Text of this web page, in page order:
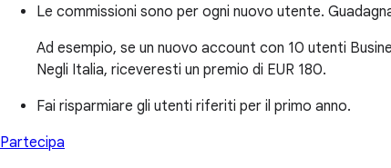
Le commissioni sono per ogni nuovo utente.
Ad esempio, se un nuovo account con 10 utenti
Negli Italia, riceveresti un premio di EUR 180.
Fai risparmiare gli utenti riferiti per il primo anno.
Partecipa